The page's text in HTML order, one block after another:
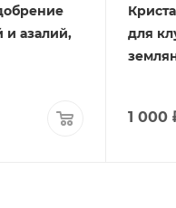
и азалий,
для
1 000